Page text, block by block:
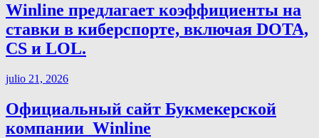
Winline предлагает коэффициенты на
ставки в киберспорте, включая DOTA,
CS и LOL.
julio 21, 2026
Официальный сайт Букмекерской
компании ️ Winline